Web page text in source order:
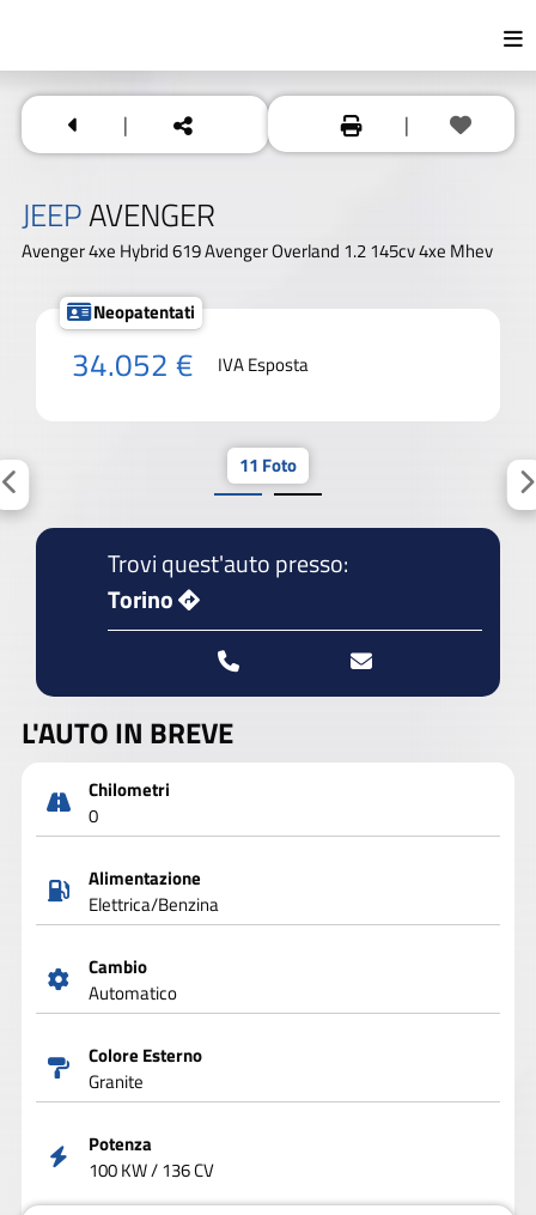
| |
JEEPAVENGER
Avenger 4xe Hybrid 619 Avenger Overland 1.2 145cv 4xe Mhev
Neopatentati
34.052 € IVA Esposta
11 Foto
Trovi quest'auto presso:
Torino
L'AUTO IN BREVE
Chilometri
0
Alimentazione
Elettrica/Benzina
Cambio
Automatico
Colore Esterno
Granite
Potenza
100 KW / 136 CV